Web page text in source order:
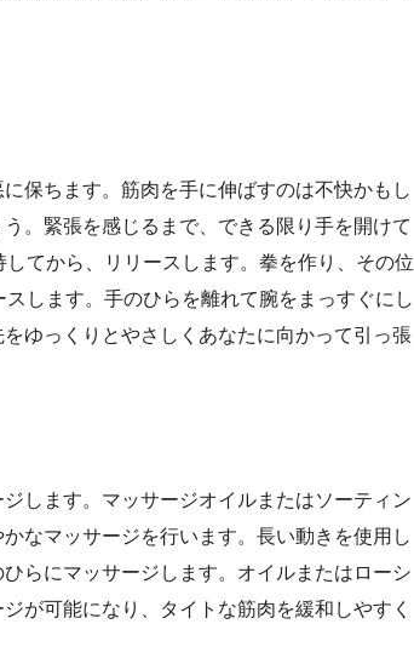
保ちます。筋肉を手に伸ばすのは不快かもし
。緊張を感じるまで、できる限り手を開けて
てから、リリースします。拳を作り、その位
します。手のひらを離れて腕をまっすぐにし
ゆっくりとやさしくあなたに向かって引っ張
します。マッサージオイルまたはソーティン
なマッサージを行います。長い動きを使用し
らにマッサージします。オイルまたはローシ
が可能になり、タイトな筋肉を緩和しやすく